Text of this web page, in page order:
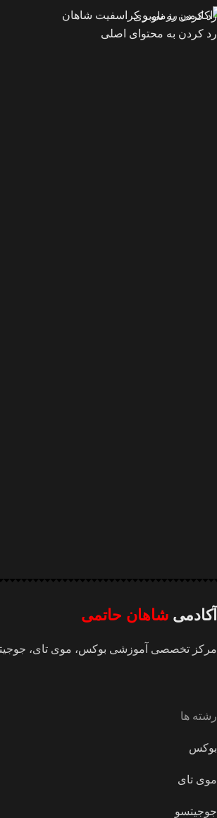
رد کردن به ناوبری
رد کردن به محتوای اصلی
آکادمی شاهان حاتمی
مرکز تخصصی آموزشی بوکس، موی تای،
رشته ها
بوکس
موی تای
جوجیتسو